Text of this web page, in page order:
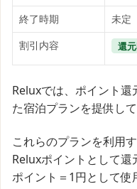
終了時期
未定
割引内容
還
Reluxでは、ポイント
た宿泊プランを提供して
これらのプランを利用
Reluxポイントとして還
ポイント＝1円として使